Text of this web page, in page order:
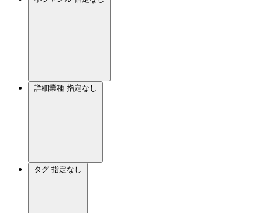
詳細業種 指定なし
タグ 指定なし